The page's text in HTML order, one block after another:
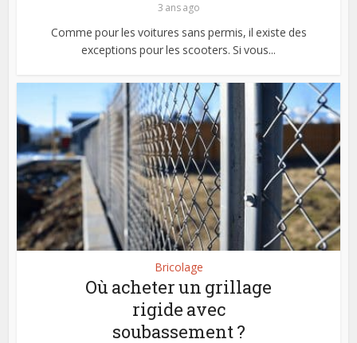
3 ans ago
Comme pour les voitures sans permis, il existe des
exceptions pour les scooters. Si vous...
Bricolage
Où acheter un grillage
rigide avec
soubassement ?